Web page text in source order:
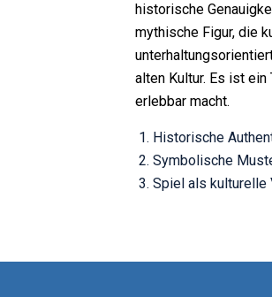
historische
mythische Figur, die
alten Kultur. Es ist
erlebbar macht.
Historische
Symbolische
Spiel als kulturelle